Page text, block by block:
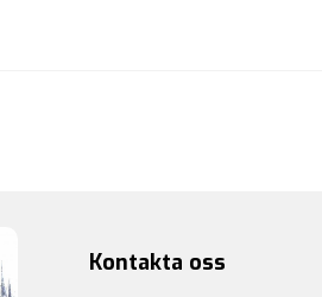
Kontakta oss